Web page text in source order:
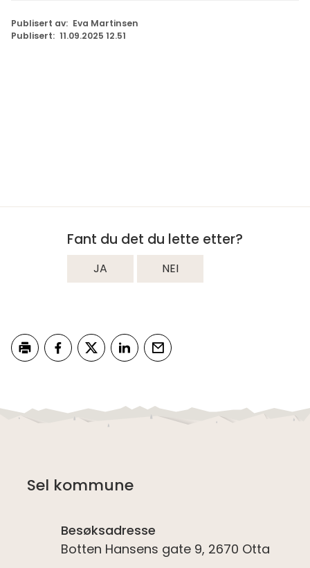
Publisert av
Eva Martinsen
Publisert
11.09.2025 12.51
Fant du det du lette etter?
JA NEI
Sel kommune
Besøksadresse
Botten Hansens gate 9, 2670 Otta